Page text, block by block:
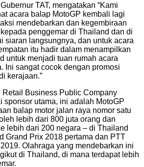
TAT, mengatakan “Kami
acara balap MotoGP kembali lagi
mendebarkan dan kegembiraan
penggemar di Thailand dan di
siaran langsungnya, dan untuk acara
itu hadir dalam menampilkan
untuk menjadi tuan rumah acara
Ini sangat cocok dengan promosi
kerajaan.”
Retail Business Public Company
sponsor utama, ini adalah MotoGP
balap motor jalan raya nomor satu
lebih dari 800 juta orang dan
lebih dari 200 negara – di Thailand
Grand Prix 2018 pertama dan PTT
Olahraga yang mendebarkan ini
di Thailand, di mana terdapat lebih